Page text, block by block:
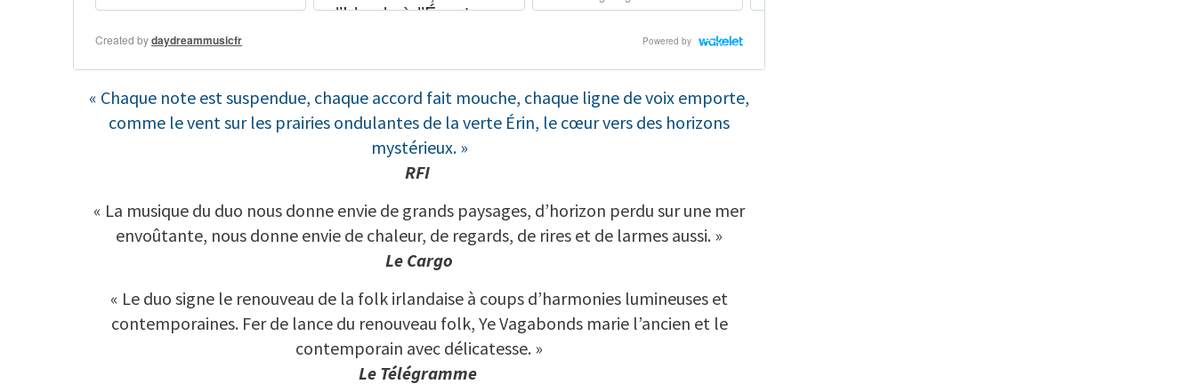
« Chaque note est suspendue, chaque accord fait mouche, chaque ligne de voix emporte,
comme le vent sur les prairies ondulantes de la verte Érin, le cœur vers des horizons
mystérieux. »
RFI
« La musique du duo nous donne envie de grands paysages, d’horizon perdu sur une mer
envoûtante, nous donne envie de chaleur, de regards, de rires et de larmes aussi. »
Le Cargo
« Le duo signe le renouveau de la folk irlandaise à coups d’harmonies lumineuses et
contemporaines. Fer de lance du renouveau folk, Ye Vagabonds marie l’ancien et le
contemporain avec délicatesse. »
Le Télégramme